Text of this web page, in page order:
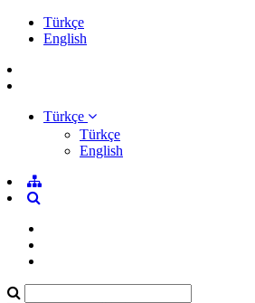
Türkçe
English
Türkçe
Türkçe
English